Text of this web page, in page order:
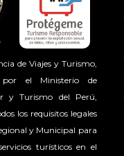
de Viajes y Turismo,
por el Ministerio de
y Turismo del Perú,
los requisitos legales
y Municipal para
turísticos en el